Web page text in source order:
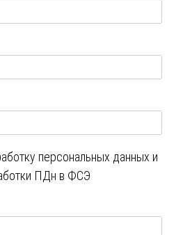
персональных данных и
ПДн в ФСЭ